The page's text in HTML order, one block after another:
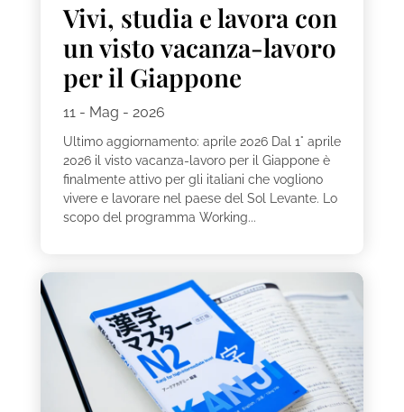
Vivi, studia e lavora con
un visto vacanza-lavoro
per il Giappone
11 - Mag - 2026
Ultimo aggiornamento: aprile 2026 Dal 1° aprile
2026 il visto vacanza-lavoro per il Giappone è
finalmente attivo per gli italiani che vogliono
vivere e lavorare nel paese del Sol Levante. Lo
scopo del programma Working...